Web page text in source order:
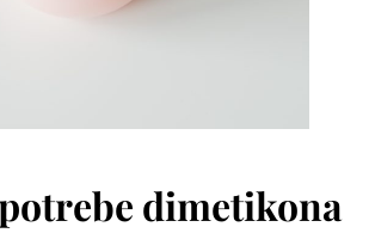
dimetikona